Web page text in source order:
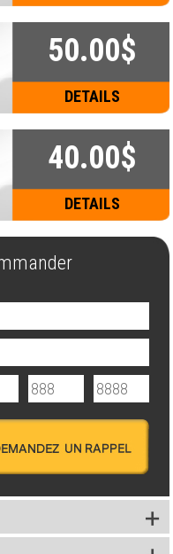
50.00$
DETAILS
40.00$
DETAILS